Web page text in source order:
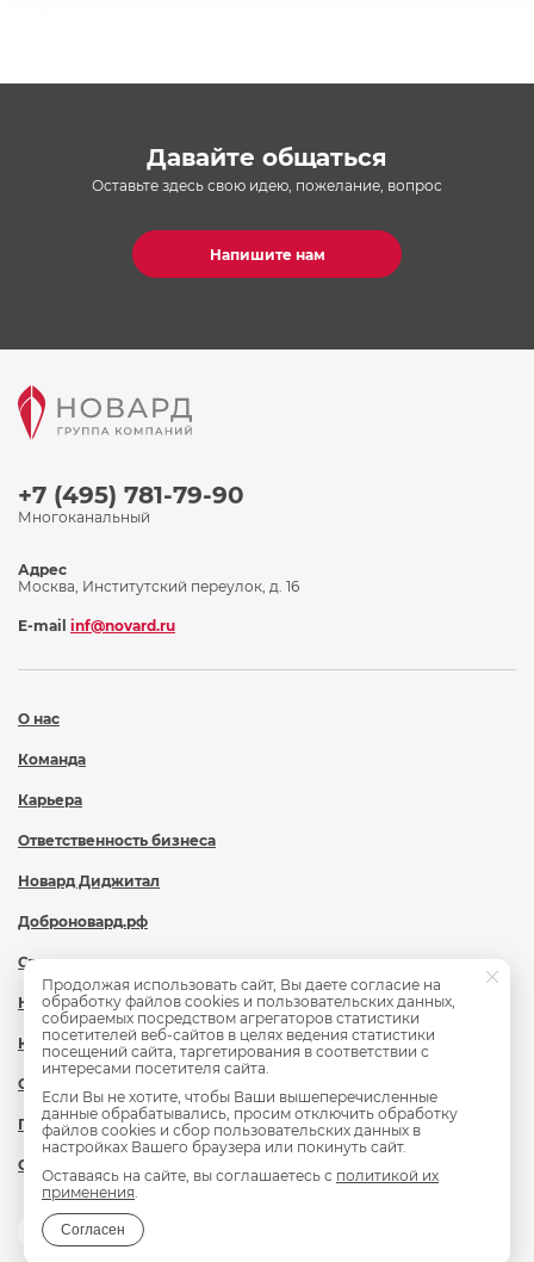
Давайте общаться
Оставьте здесь свою идею, пожелание, вопрос
Напишите нам
+7 (495) 781-79-90
Многоканальный
О нас
Команда
Карьера
Ответственность бизнеса
Новард Диджитал
Доброновард.рф
Статьи
Новости
Контакты
Охрана труда
Политика обработки персональных данных
Сведения об образовательной организации
Адрес
Москва, Институтский переулок, д. 16
E-mail inf@novard.ru
Продолжая использовать сайт, Вы даете согласие на
обработку файлов cookies и пользовательских данных,
собираемых посредством агрегаторов статистики
посетителей веб-сайтов в целях ведения статистики
посещений сайта, таргетирования в соответствии с
интересами посетителя сайта.
Если Вы не хотите, чтобы Ваши вышеперечисленные
данные обрабатывались, просим отключить обработку
файлов cookies и сбор пользовательских данных в
настройках Вашего браузера или покинуть сайт.
Оставаясь на сайте, вы соглашаетесь с политикой их
применения.
Согласен